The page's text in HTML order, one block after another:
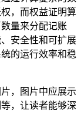
，而权益证明算
量来分配记账
安全性和可扩展
的运行效率和稳
，图片中应展示
，让读者能够深